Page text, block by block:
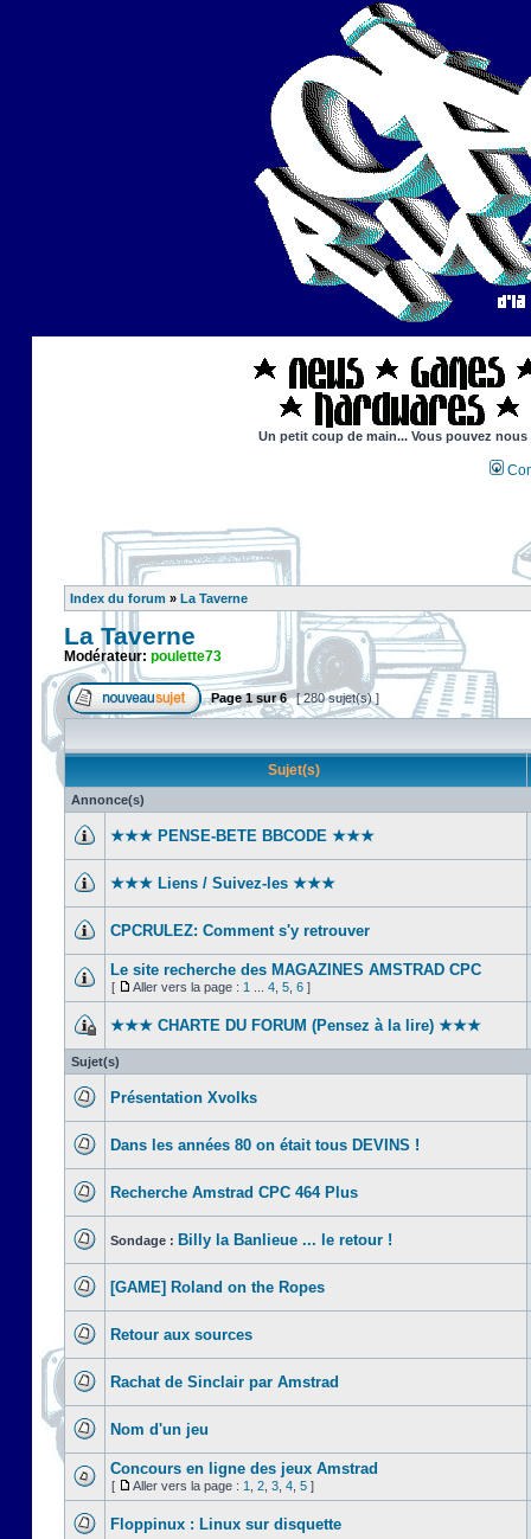
Un petit coup de main... Vous pouvez
Index du forum » La Taverne
La Taverne
Modérateur: poulette73
Page1sur6 [ 280 sujet(s) ]
Sujet(s)
Annonce(s)
★★★ PENSE-BETE BBCODE ★★★
★★★ Liens / Suivez-les ★★★
CPCRULEZ: Comment s'y retrouver‎
Le site recherche des MAGAZINES AMSTRAD CPC
[ Aller vers la page : 1 4 5 6 ]
★★★ CHARTE DU FORUM (Pensez à la lire) ★★★
Sujet(s)
Présentation Xvolks
Dans les années 80 on était tous DEVINS !
Recherche Amstrad CPC 464 Plus
Sondage : Billy la Banlieue ... le retour !
[GAME] Roland on the Ropes
Retour aux sources
Rachat de Sinclair par Amstrad
Nom d'un jeu
Concours en ligne des jeux Amstrad
[ Aller vers la page : 1 2 3 4 5 ]
Floppinux : Linux sur disquette